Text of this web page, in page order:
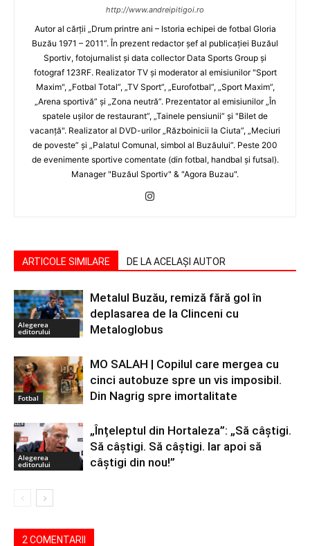
http://www.andreipitigoi.ro
Autor al cărţii „Drum printre ani – Istoria echipei de fotbal Gloria
Buzău 1971 – 2011”. În prezent redactor şef al publicaţiei Buzăul
Sportiv, fotojurnalist şi data collector Data Sports Group şi
fotograf 123RF. Realizator TV şi moderator al emisiunilor "Sport
Maxim", „Fotbal Total”, „TV Sport”, „Eurofotbal”, „Sport Maxim”,
„Arena sportivă” şi „Zona neutră”. Prezentator al emisiunilor „În
spatele uşilor de restaurant”, „Tainele pensiunii” şi "Bilet de
vacanţă". Realizator al DVD-urilor „Războinicii la Ciuta”, „Meciuri
de poveste” şi „Palatul Comunal, simbol al Buzăului”. Peste 200
de evenimente sportive comentate (din fotbal, handbal şi futsal).
Manager "Buzăul Sportiv" & "Agora Buzau".
ARTICOLE SIMILARE DE LA ACELAȘI AUTOR
Alegerea
editorului
Metalul Buzău, remiză fără gol în
deplasarea de la Clinceni cu
Metaloglobus
Fotbal
MO SALAH | Copilul care mergea cu
cinci autobuze spre un vis imposibil.
Din Nagrig spre imortalitate
Alegerea
editorului
„Înțeleptul din Hortaleza”: „Să câștigi.
Să câștigi. Să câștigi. Iar apoi să
câștigi din nou!”
2 COMENTARII